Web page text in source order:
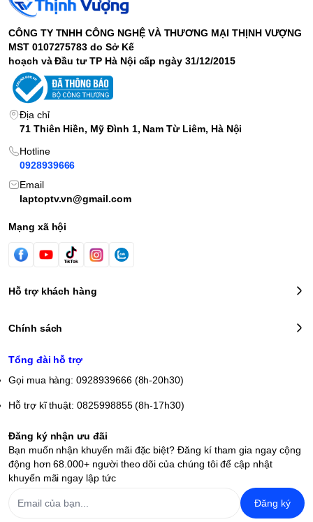
CÔNG TY TNHH CÔNG NGHỆ VÀ THƯƠNG MẠI THỊNH VƯỢNG
MST 0107275783 do Sở Kế
hoạch và Đầu tư TP Hà Nội cấp ngày 31/12/2015
Địa chỉ
71 Thiên Hiền, Mỹ Đình 1, Nam Từ Liêm, Hà Nội
Hotline
0928939666
Email
laptoptv.vn@gmail.com
Mạng xã hội
Hỗ trợ khách hàng
Chính sách
Tổng đài hỗ trợ
Gọi mua hàng: 0928939666 (8h-20h30)
Hỗ trợ kĩ thuật: 0825998855 (8h-17h30)
Đăng ký nhận ưu đãi
Bạn muốn nhận khuyến mãi đặc biệt? Đăng kí tham gia ngay cộng
động hơn 68.000+ người theo dõi của chúng tôi để cập nhật
khuyến mãi ngay lập tức
Đăng ký